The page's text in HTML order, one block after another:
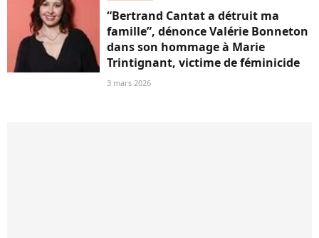
“Bertrand Cantat a détruit ma
famille”, dénonce Valérie Bonneton
dans son hommage à Marie
Trintignant, victime de féminicide
3 mars 2026